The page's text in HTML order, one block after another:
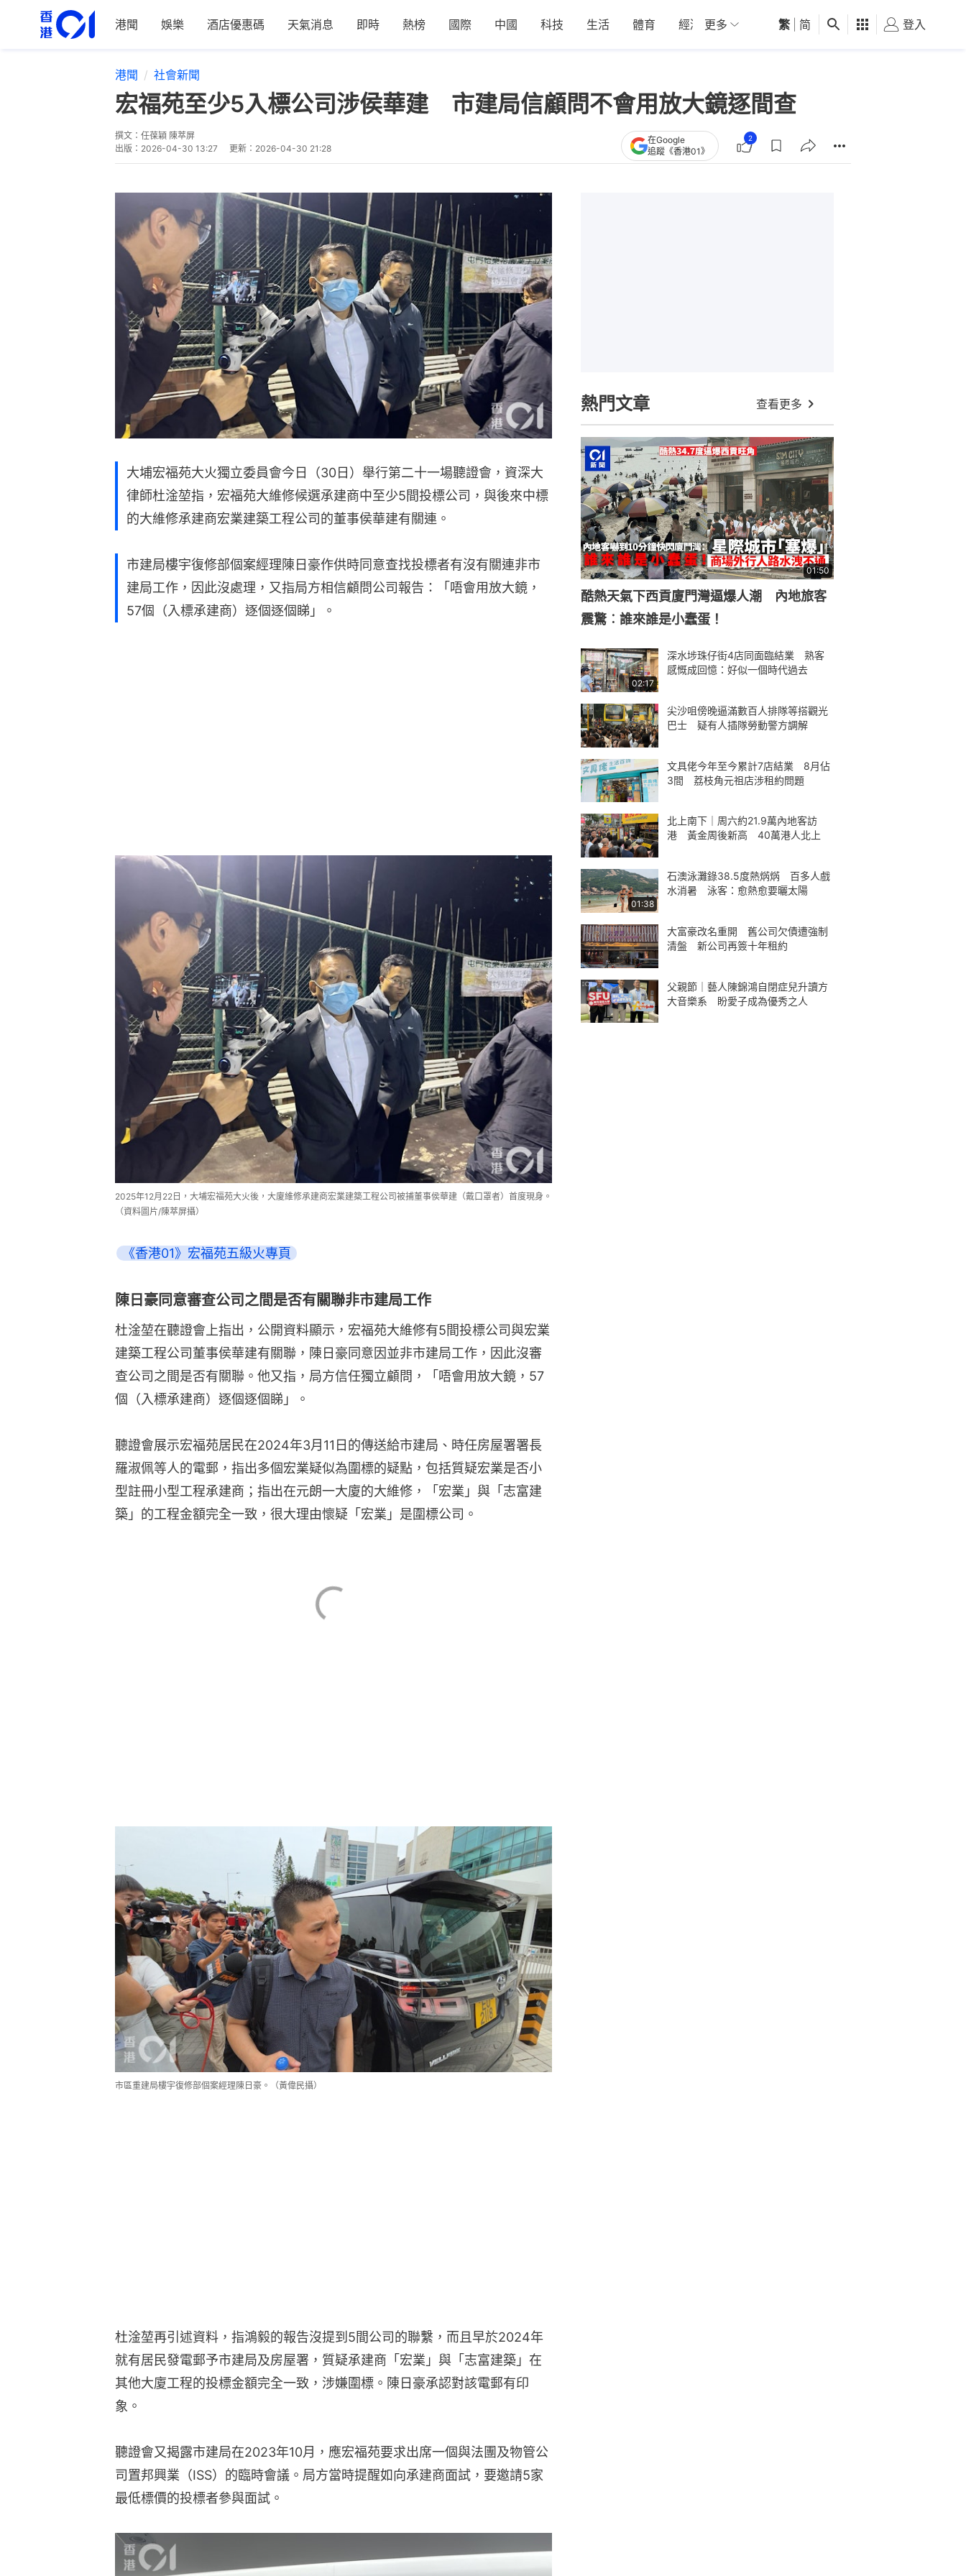
港聞 娛樂 酒店優惠碼 天氣消息 即時 熱榜 國際 中國 科技 生活 體育 經濟 01深圳 觀點 健康 好食玩飛
更多 繁 简 登入
港聞 社會新聞
宏福苑至少5入標公司涉侯華建 市建局信顧問不會用放大鏡逐間查
撰文： 任葆穎 陳萃屏
出版： 2026-04-30 13:27 更新： 2026-04-30 21:28
在Google
追蹤《香港01》
2
大埔宏福苑大火獨立委員會今日（30日）舉行第二十一場聽證會，資深大
律師杜淦堃指，宏福苑大維修候選承建商中至少5間投標公司，與後來中標
的大維修承建商宏業建築工程公司的董事侯華建有關連。
市建局樓宇復修部個案經理陳日豪作供時同意查找投標者有沒有關連非市
建局工作，因此沒處理，又指局方相信顧問公司報告：「唔會用放大鏡，
57個（入標承建商）逐個逐個睇」。
2025年12月22日，大埔宏福苑大火後，大廈維修承建商宏業建築工程公司被捕董事侯華建（戴口罩者）首度現身。
（資料圖片/陳萃屏攝）
《香港01》宏福苑五級火專頁
陳日豪同意審查公司之間是否有關聯非市建局工作
杜淦堃在聽證會上指出，公開資料顯示，宏福苑大維修有5間投標公司與宏業
建築工程公司董事侯華建有關聯，陳日豪同意因並非市建局工作，因此沒審
查公司之間是否有關聯。他又指，局方信任獨立顧問，「唔會用放大鏡，57
個（入標承建商）逐個逐個睇」。
聽證會展示宏福苑居民在2024年3月11日的傳送給市建局、時任房屋署署長
羅淑佩等人的電郵，指出多個宏業疑似為圍標的疑點，包括質疑宏業是否小
型註冊小型工程承建商；指出在元朗一大廈的大維修，「宏業」與「志富建
築」的工程金額完全一致，很大理由懷疑「宏業」是圍標公司。
市區重建局樓宇復修部個案經理陳日豪。（黃偉民攝）
杜淦堃再引述資料，指鴻毅的報告沒提到5間公司的聯繫，而且早於2024年
就有居民發電郵予市建局及房屋署，質疑承建商「宏業」與「志富建築」在
其他大廈工程的投標金額完全一致，涉嫌圍標。陳日豪承認對該電郵有印
象。
聽證會又揭露市建局在2023年10月，應宏福苑要求出席一個與法團及物管公
司置邦興業（ISS）的臨時會議。局方當時提醒如向承建商面試，要邀請5家
最低標價的投標者參與面試。
熱門文章 查看更多
01:50
酷熱天氣下西貢廈門灣逼爆人潮 內地旅客
震驚︰誰來誰是小蠢蛋！
02:17
深水埗珠仔街4店同面臨結業 熟客
感慨成回憶：好似一個時代過去
尖沙咀傍晚逼滿數百人排隊等搭觀光
巴士 疑有人插隊勞動警方調解
文具佬今年至今累計7店結業 8月佔
3間 荔枝角元祖店涉租約問題
北上南下｜周六約21.9萬內地客訪
港 黃金周後新高 40萬港人北上
01:38
石澳泳灘錄38.5度熱焫焫 百多人戲
水消暑 泳客：愈熱愈要曬太陽
大富豪改名重開 舊公司欠債遭強制
清盤 新公司再簽十年租約
父親節｜藝人陳錦鴻自閉症兒升讀方
大音樂系 盼愛子成為優秀之人